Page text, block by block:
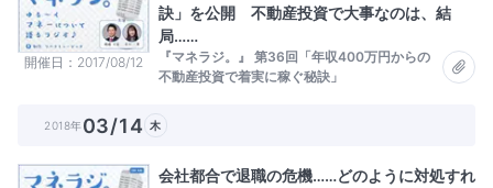
開催日 2017/08/12
訣」を公開 不動産投資で大事なのは、結
局……
『マネラジ。』 第36回「年収400万円からの
不動産投資で着実に稼ぐ秘訣」
2018年03/14 木
会社都合で退職の危機……どのように対処すれ